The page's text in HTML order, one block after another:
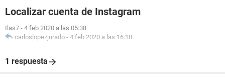
Localizar cuenta de Instagram
Ilas7 - 4 feb 2020 a las 05:38
carloslopezjurado - 4 feb 2020 a las 16:18
1 respuesta